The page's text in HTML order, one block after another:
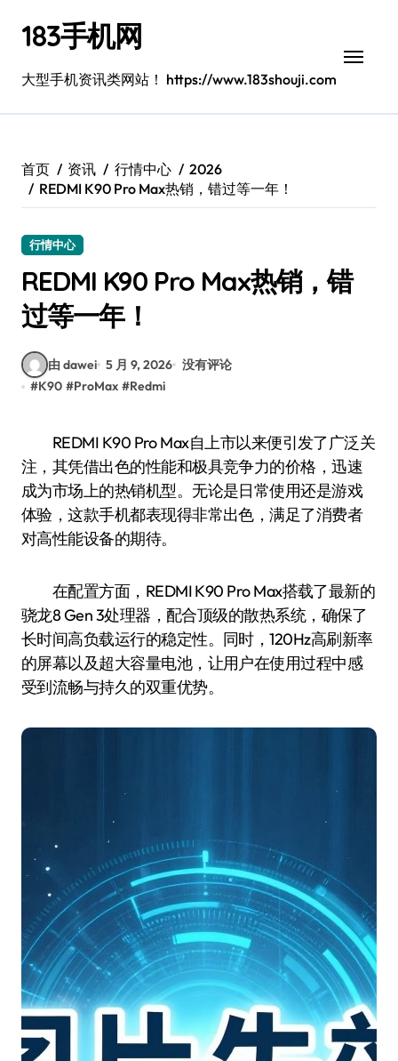
183手机网
大型手机资讯类网站！ https://www.183shouji.com
首页 资讯 行情中心
2026
REDMI K90 Pro Max热销，错过等一年！
行情中心
REDMI K90 Pro Max热销，错
过等一年！
由 dawei 5 月 9, 2026 没有评论
#K90 #ProMax #Redmi
REDMI K90 Pro Max自上市以来便引发了广泛关
注，其凭借出色的性能和极具竞争力的价格，迅速
成为市场上的热销机型。无论是日常使用还是游戏
体验，这款手机都表现得非常出色，满足了消费者
对高性能设备的期待。
在配置方面，REDMI K90 Pro Max搭载了最新的
骁龙8 Gen 3处理器，配合顶级的散热系统，确保了
长时间高负载运行的稳定性。同时，120Hz高刷新率
的屏幕以及超大容量电池，让用户在使用过程中感
受到流畅与持久的双重优势。